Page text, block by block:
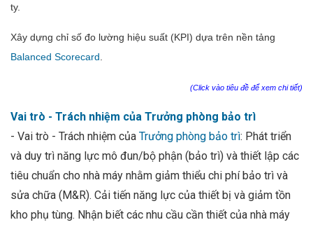
ty.
Xây dựng chỉ số đo lường hiệu suất (KPI) dựa trên nền tảng
Balanced Scorecard
(Click vào tiêu đề để xem chi tiết)
Vai trò - Trách nhiệm của Trưởng phòng bảo trì
- Vai trò - Trách nhiệm của Trưởng phòng bảo trì: Phát triển
và duy trì năng lực mô đun/bộ phận (bảo trì) và thiết lập các
tiêu chuẩn cho nhà máy nhằm giảm thiểu chi phí bảo trì và
sửa chữa (M&R). Cải tiến năng lực của thiết bị và giảm tồn
kho phụ tùng. Nhận biết các nhu cầu cần thiết của nhà máy